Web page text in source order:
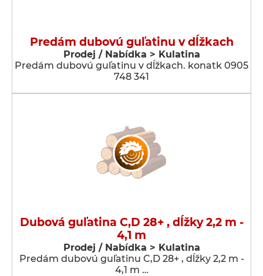
Predám dubovú guľatinu v dĺžkach
Prodej / Nabídka > Kulatina
Predám dubovú guľatinu v dĺžkach. konatk 0905
748 341
Dubová guľatina C,D 28+ , dĺžky 2,2 m -
4,1 m
Prodej / Nabídka > Kulatina
Predám dubovú guľatinu C,D 28+ , dĺžky 2,2 m -
4,1 m …